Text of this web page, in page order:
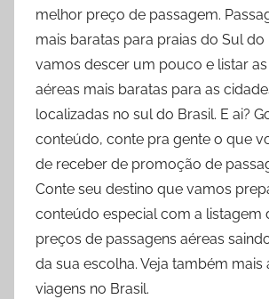
melhor preço de passagem.
mais baratas para praias do Sul do
vamos descer um pouco e listar
aéreas mais baratas para as
localizadas no sul do Brasil. E ai?
conteúdo, conte pra gente o que
de receber de promoção de
Conte seu destino que vamos
conteúdo especial com a listagem
preços de passagens aéreas
da sua escolha. Veja também mais
viagens no Brasil.